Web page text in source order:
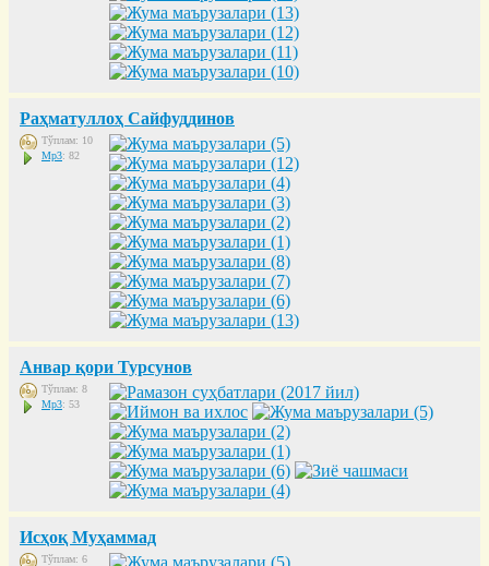
Раҳматуллоҳ Сайфуддинов
Тўплам: 10
Mp3: 82
Анвар қори Турсунов
Тўплам: 8
Mp3: 53
Исҳоқ Муҳаммад
Тўплам: 6